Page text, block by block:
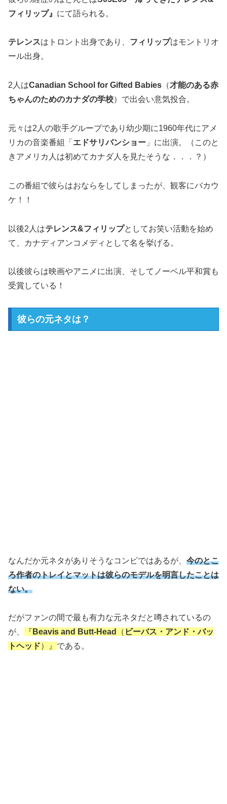
フィリップ』 にて語られる。
テレンスはトロント出身であり、 フィリップはモントリオ
ール出身。
2人はCanadian School for Gifted Babies （才能のある赤
ちゃんのためのカナダの学校）で出会い意気投合。
元々は2人の歌手グループであり幼少期に1960年代にアメ
リカの音楽番組「 エドサリバンショー 」に出演。（このと
きアメリカ人は初めてカナダ人を見たそうな．．．？）
この番組で彼らはおならをしてしまったが、観客にバカウ
ケ！！
以後2人はテレンス&フィリップとしてお笑い活動を始め
て、カナディアンコメディとして名を挙げる。
以後彼らは映画やアニメに出演、そしてノーベル平和賞も
受賞している！
彼らの元ネタは？
なんだか元ネタがありそうなコンビではあるが、 今のとこ
ろ作者のトレイとマットは彼らのモデルを明言したことは
ない。
だがファンの間で最も有力な元ネタだと噂されているの
が、
『 Beavis and Butt-Head （ ビーバス・アンド・バッ
トヘッド）』 である。